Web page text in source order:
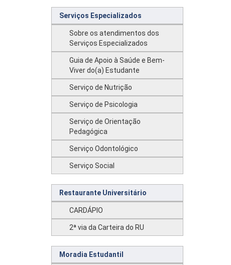
Serviços Especializados
Sobre os atendimentos dos
Serviços Especializados
Guia de Apoio à Saúde e Bem-
Viver do(a) Estudante
Serviço de Nutrição
Serviço de Psicologia
Serviço de Orientação
Pedagógica
Serviço Odontológico
Serviço Social
Restaurante Universitário
CARDÁPIO
2ª via da Carteira do RU
Moradia Estudantil